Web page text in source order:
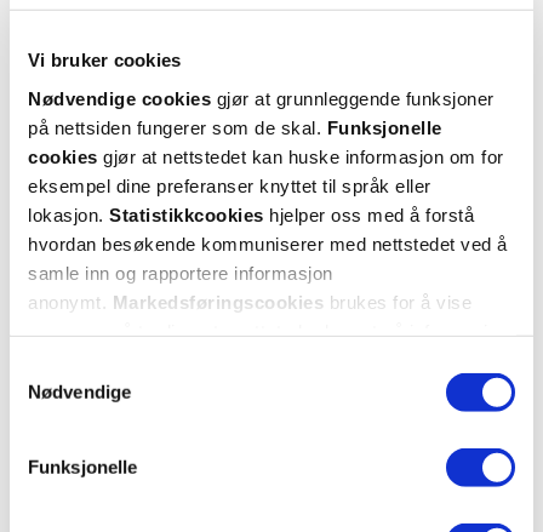
Vi bruker cookies
Nødvendige cookies gjør at grunnleggende funksjoner
på nettsiden fungerer som de skal. Funksjonelle
cookies gjør at nettstedet kan huske informasjon om for
eksempel dine preferanser knyttet til språk eller
lokasjon. Statistikkcookies hjelper oss med å forstå
hvordan besøkende kommuniserer med nettstedet ved å
samle inn og rapportere informasjon
anonymt. Markedsføringscookies brukes for å vise
Nødvendige
Funksjonelle
Fortini
Compact Multi Fibre jordbær
4x125 ml
142,-
Kjøp
Compact Multi Fibre sjokolade og
karamell,4x125 ml
142,-